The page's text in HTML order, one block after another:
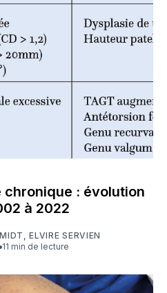
: évolution
à 2022
,ELVIRE SERVIEN
11 min de lecture